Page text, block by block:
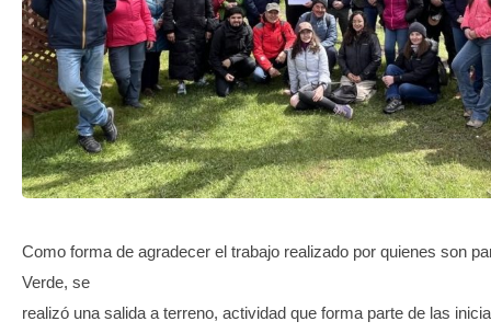
TRANSPARENCIA
Como forma de agradecer el trabajo realizado por quienes son
Verde, se
realizó una salida a terreno, actividad que forma parte de las